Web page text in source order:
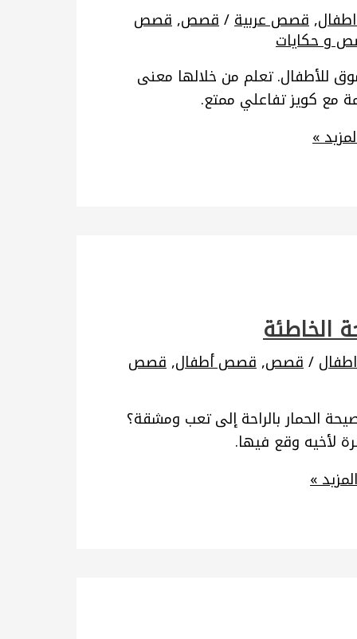
,قصص عربية/قصص,قصص
و حكايات
للأطفال. تعلم من خلالها معنى
مع كويز تفاعلي ممتع.
»
الخاطئة
/قصص,قصص أطفال,قصص
الحمار بالراحة إلى تعب ومشقة؟
لأخيه وقع فيها.
»